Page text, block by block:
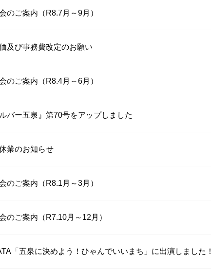
のご案内（R8.7月～9月）
及び事務費改定のお願い
のご案内（R8.4月～6月）
バー五泉』第70号をアップしました
業のお知らせ
のご案内（R8.1月～3月）
のご案内（R7.10月～12月）
「五泉に決めよう！ひゃんでいいまち」に出演しました！